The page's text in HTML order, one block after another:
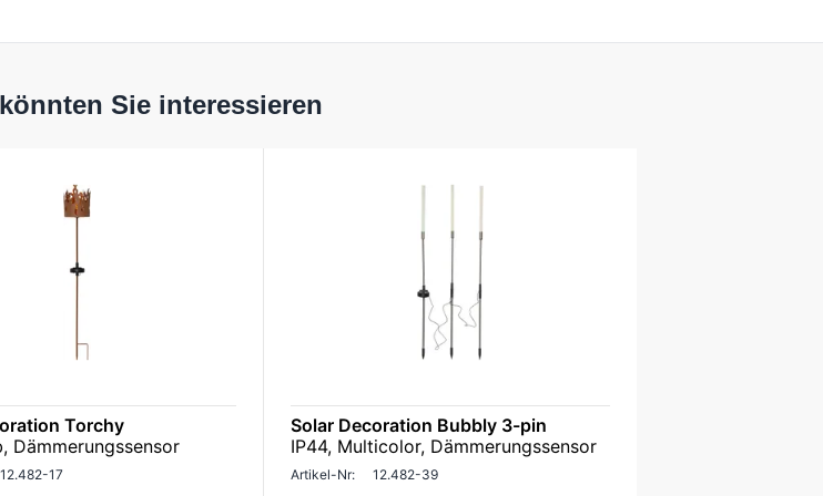
Sie interessieren
Torchy
Dämmerungssensor
12.482-17
Solar Decoration Bubbly 3-pin
IP44, Multicolor, Dämmerungssensor
Artikel-Nr: 12.482-39